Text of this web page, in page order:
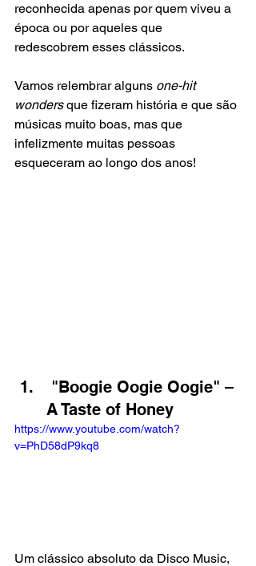
reconhecida apenas por quem viveu a
época ou por aqueles que
redescobrem esses clássicos.
Vamos relembrar alguns one-hit
wonders que fizeram história e que são
músicas muito boas, mas que
infelizmente muitas pessoas
esqueceram ao longo dos anos!
A Taste of Honey
https://www.youtube.com/watch?
v=PhD58dP9kq8
Um clássico absoluto da Disco Music,